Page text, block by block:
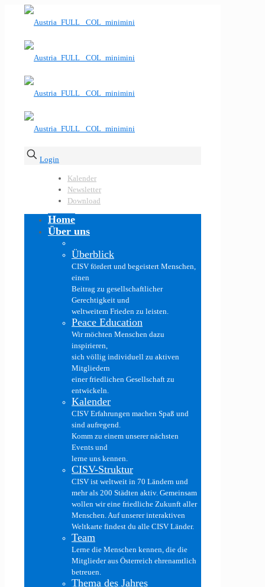
Login
Kalender
Newsletter
Download
Home
Über uns
Überblick
CISV fördert und begeistert Menschen,
einen
Beitrag zu gesellschaftlicher
Gerechtigkeit und
weltweitem Frieden zu leisten.
Peace Education
Wir möchten Menschen dazu
inspirieren,
sich völlig individuell zu aktiven
Mitgliedern
einer friedlichen Gesellschaft zu
entwickeln.
Kalender
CISV Erfahrungen machen Spaß und
sind aufregend.
Komm zu einem unserer nächsten
Events und
lerne uns kennen.
CISV-Struktur
CISV ist weltweit in 70 Ländern und
mehr als 200 Städten aktiv. Gemeinsam
wollen wir eine friedliche Zukunft aller
Menschen. Auf unserer interaktiven
Weltkarte findest du alle CISV Länder.
Team
Lerne die Menschen kennen, die die
Mitglieder aus Österreich ehrenamtlich
betreuen.
Thema des Jahres